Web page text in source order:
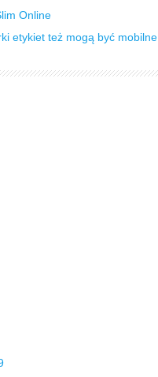
Online
etykiet też mogą być mobilne